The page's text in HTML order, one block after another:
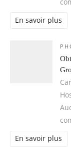
En savoir plus
En savoir plus